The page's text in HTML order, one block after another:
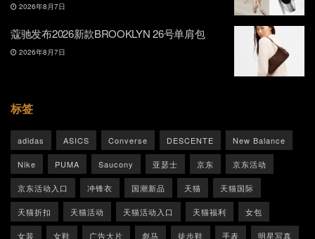
2026年8月7日
蔻驰发布2026新款BROOKLYN 26号单肩包
2026年8月7日
标签
adidas ASICS Converse DESCENTE New Balance
Nike PUMA Saucony 亚瑟士 京东 京东活动
京东活动入口 冲锋衣 国潮新品 天猫 天猫国际
天猫折扣 天猫活动 天猫活动入口 天猫福利 女包
女装 女鞋 广告大片 彪马 徒步鞋 手表 明星写真